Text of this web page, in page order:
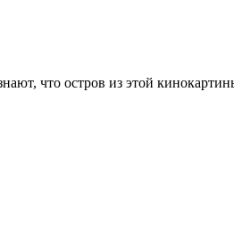
что остров из этой